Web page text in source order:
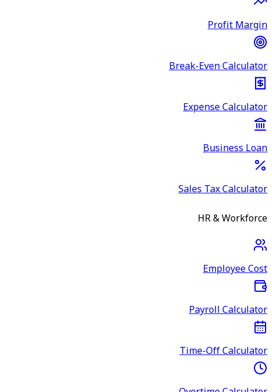
Profit Margin
Break-Even Calculator
Expense Calculator
Business Loan
Sales Tax Calculator
HR & Workforce
Employee Cost
Payroll Calculator
Time-Off Calculator